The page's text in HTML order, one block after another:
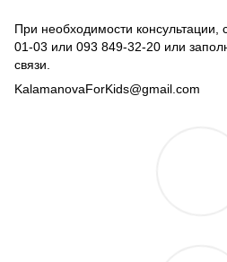
При необходимости консультации,
01-03 или 093 849-32-20 или
связи.
KalamanovaForKids@gmail.com